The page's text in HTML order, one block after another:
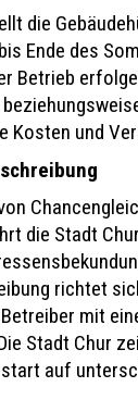
die
Ende des
Betrieb
Kosten und
die Stadt
richtet
mit
Stadt Chur
auf